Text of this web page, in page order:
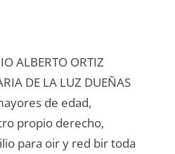
ALBERTO ORTIZ
DE LA LUZ DUEÑAS
de edad,
propio derecho,
para oir y red bir toda